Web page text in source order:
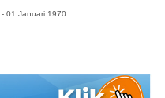
- 01 Januari 1970